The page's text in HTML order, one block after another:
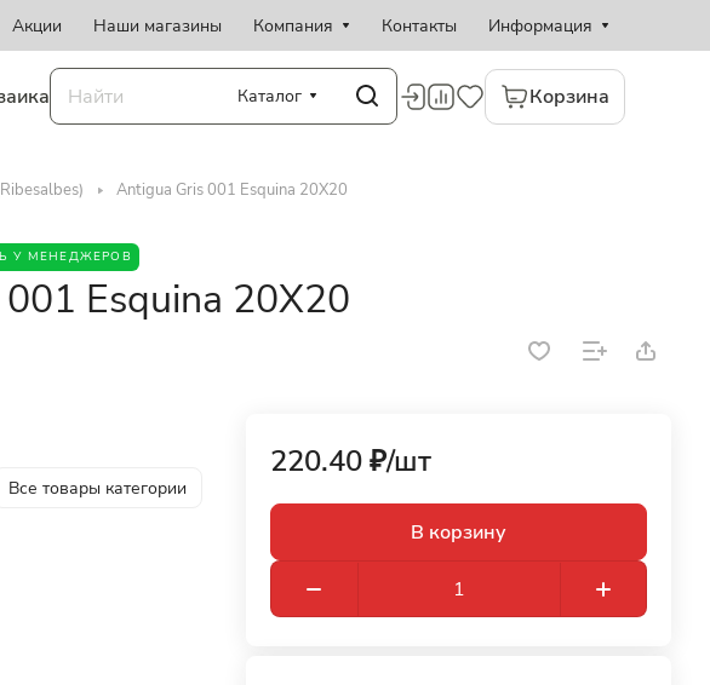
Акции Наши магазины Компания Контакты Информация
Каталог Корзина
Antigua Gris 001 Esquina 20X20
У МЕНЕДЖЕРОВ
Esquina 20X20
Все товары категории
220.40 ₽/шт
В корзину